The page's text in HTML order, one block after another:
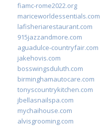
fiamc-rome2022.org
mariceworldessentials.com
lafisheriarestaurant.com
915jazzandmore.com
aguadulce-countryfair.com
jakehovis.com
bosswingsduluth.com
birminghamautocare.com
tonyscountrykitchen.com
jbellasnailspa.com
mychaihouse.com
alvisgrooming.com